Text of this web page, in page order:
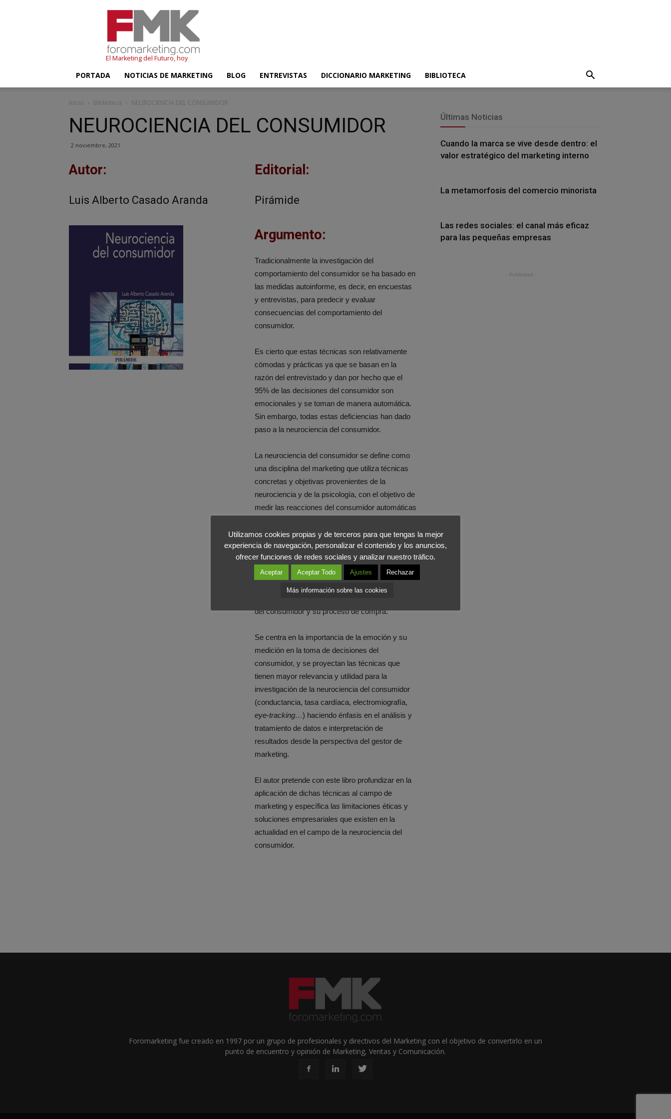
El Marketing del Futuro, hoy
PORTADA NOTICIAS DE MARKETING BLOG ENTREVISTAS DICCIONARIO MARKETING BIBLIOTECA
Inicio Biblioteca NEUROCIENCIA DEL CONSUMIDOR
NEUROCIENCIA DEL CONSUMIDOR
2 noviembre, 2021
Autor:
Luis Alberto Casado Aranda
Editorial:
Pirámide
Argumento:
Tradicionalmente la investigación del
comportamiento del consumidor se ha basado en
las medidas autoinforme, es decir, en encuestas
y entrevistas, para predecir y evaluar
consecuencias del comportamiento del
consumidor.
Es cierto que estas técnicas son relativamente
cómodas y prácticas ya que se basan en la
razón del entrevistado y dan por hecho que el
95% de las decisiones del consumidor son
emocionales y se toman de manera automática.
Sin embargo, todas estas deficiencias han dado
paso a la neurociencia del consumidor.
La neurociencia del consumidor se define como
una disciplina del marketing que utiliza técnicas
concretas y objetivas provenientes de la
neurociencia y de la psicología, con el objetivo de
medir las reacciones del consumidor automáticas
Este libro se ha escrito principalmente para
responder dichas necesidades. Entre los
principales temas que trata el libro, empieza
del consumidor y su proceso de compra.
Se centra en la importancia de la emoción y su
medición en la toma de decisiones del
consumidor, y se proyectan las técnicas que
tienen mayor relevancia y utilidad para la
investigación de la neurociencia del consumidor
(conductancia, tasa cardíaca, electromiografía,
eye-tracking…) haciendo énfasis en el análisis y
tratamiento de datos e interpretación de
resultados desde la perspectiva del gestor de
marketing.
El autor pretende con este libro profundizar en la
aplicación de dichas técnicas al campo de
marketing y específica las limitaciones éticas y
soluciones empresariales que existen en la
actualidad en el campo de la neurociencia del
consumidor.
Últimas Noticias
Cuando la marca se vive desde dentro: el
valor estratégico del marketing interno
La metamorfosis del comercio minorista
Las redes sociales: el canal más eficaz
para las pequeñas empresas
- Publicidad -
Foromarketing fue creado en 1997 por un grupo de profesionales y directivos del Marketing con el objetivo de convertirlo en un
punto de encuentro y opinión de Marketing, Ventas y Comunicación.
Utilizamos cookies propias y de terceros para que tengas la mejor
experiencia de navegación, personalizar el contenido y los anuncios,
ofrecer funciones de redes sociales y analizar nuestro tráfico.
Aceptar Aceptar Todo Ajustes Rechazar
Más información sobre las cookies